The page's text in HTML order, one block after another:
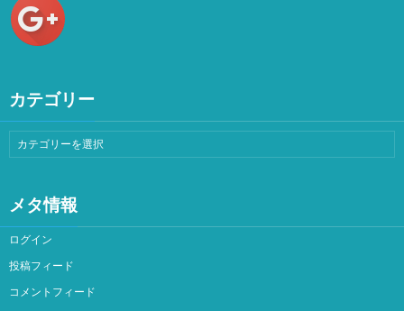
カテゴリー
メタ情報
ログイン
投稿フィード
コメントフィード